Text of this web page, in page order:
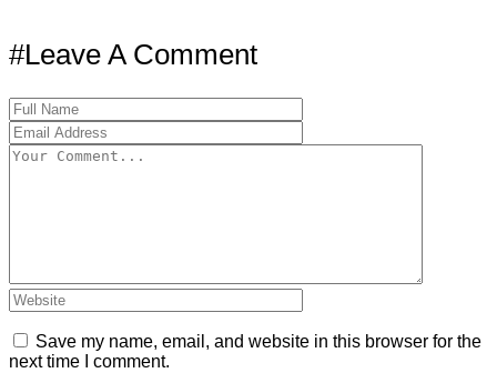
#Leave A Comment
Save my name, email, and website in this browser for the
next time I comment.